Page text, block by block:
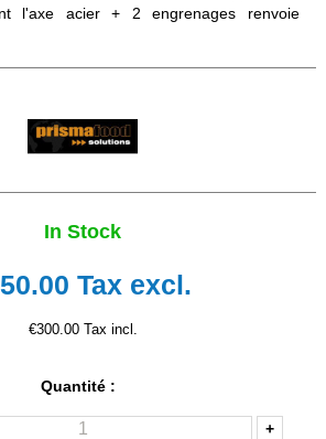
l'axe acier + 2 engrenages renvoie
In Stock
Tax excl.
€300.00 Tax incl.
Quantité :
+